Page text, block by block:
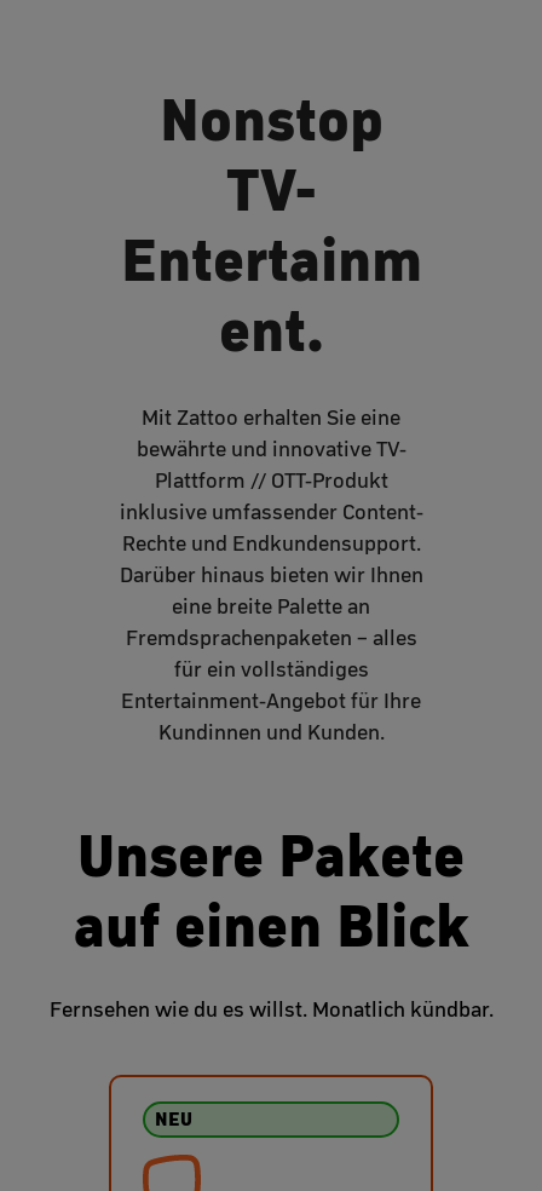
Nonstop
TV-
Entertainm
ent.
Mit Zattoo erhalten Sie eine
bewährte und innovative TV-
Plattform // OTT-Produkt
inklusive umfassender Content-
Rechte und Endkundensupport.
Darüber hinaus bieten wir Ihnen
eine breite Palette an
Fremdsprachenpaketen – alles
für ein vollständiges
Entertainment-Angebot für Ihre
Kundinnen und Kunden.
Unsere Pakete
auf einen Blick
Fernsehen wie du es willst. Monatlich kündbar.
NEU